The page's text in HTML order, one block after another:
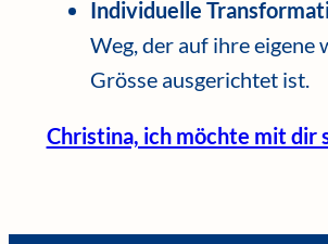
Individuelle
Weg, der auf ihre eigene
Grösse ausgerichtet ist.
Christina, ich möchte mit dir